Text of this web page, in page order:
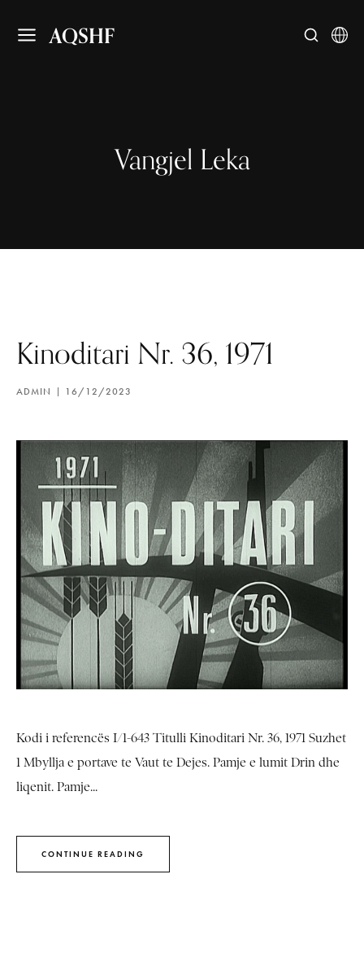
AQSHF
Vangjel Leka
Kinoditari Nr. 36, 1971
ADMIN 16/12/2023
Kodi i referencës I/1-643 Titulli Kinoditari Nr. 36, 1971 Suzhet
1 Mbyllja e portave te Vaut te Dejes. Pamje e lumit Drin dhe
liqenit. Pamje...
CONTINUE READING